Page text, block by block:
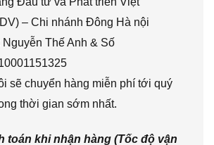
– Chi nhánh Đông Hà nội
Nguyễn Thế Anh & Số
sẽ chuyển hàng miễn phí tới quý
thời gian sớm nhất.
toán khi nhận hàng (Tốc độ vận